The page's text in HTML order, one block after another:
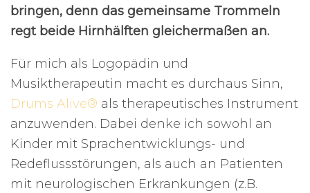
bringen, denn das gemeinsame Trommeln
regt beide Hirnhälften gleichermaßen an.
Für mich als Logopädin und
Musiktherapeutin macht es durchaus Sinn,
Drums Alive® als therapeutisches Instrument
anzuwenden. Dabei denke ich sowohl an
Kinder mit Sprachentwicklungs- und
Redeflussstörungen, als auch an Patienten
mit neurologischen Erkrankungen (z.B.